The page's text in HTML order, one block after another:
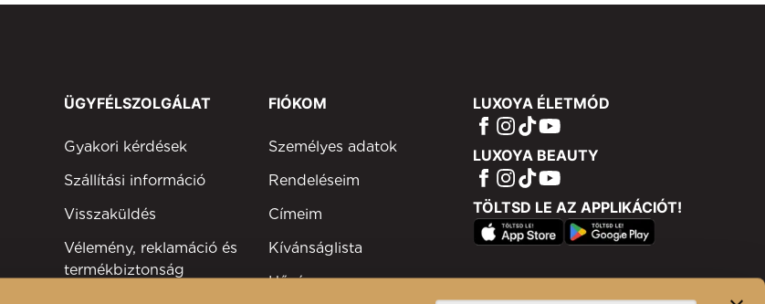
ÜGYFÉLSZOLGÁLAT
Gyakori kérdések
Szállítási információ
Visszaküldés
Vélemény, reklamáció és
termékbiztonság
FIÓKOM
Személyes adatok
Rendeléseim
Címeim
Kívánságlista
Hűségprogram
LUXOYA ÉLETMÓD
LUXOYA BEAUTY
TÖLTSD LE AZ APPLIKÁCIÓT!